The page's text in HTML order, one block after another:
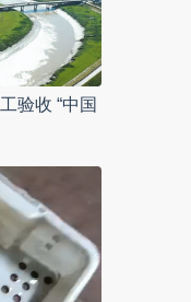
验收 “中国